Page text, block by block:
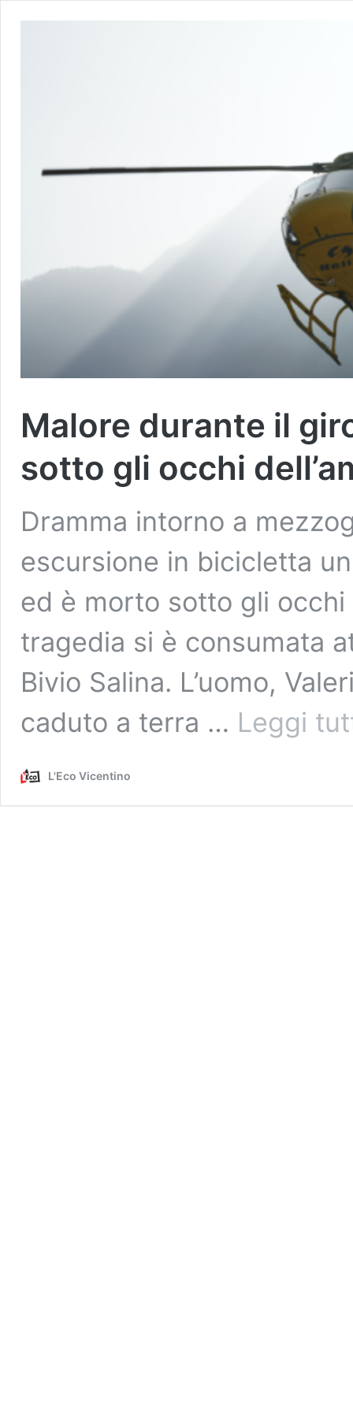
Malore durante il
sotto gli occhi
Dramma intorno a
escursione in bicicletta
ed è morto sotto gli occhi
tragedia si è consumata
Bivio Salina. L’uomo,
caduto a terra … Leggi
L'Eco Vicentino